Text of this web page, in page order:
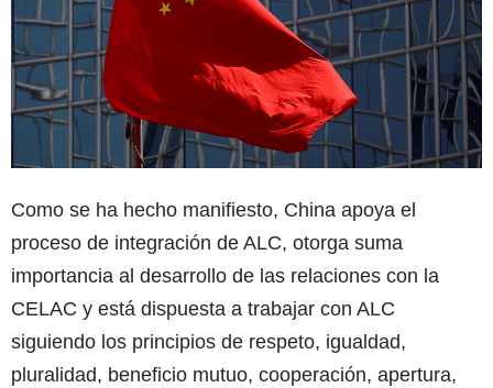
Como se ha hecho manifiesto, China apoya el
proceso de integración de ALC, otorga suma
importancia al desarrollo de las relaciones con la
CELAC y está dispuesta a trabajar con ALC
siguiendo los principios de respeto, igualdad,
pluralidad, beneficio mutuo, cooperación, apertura,